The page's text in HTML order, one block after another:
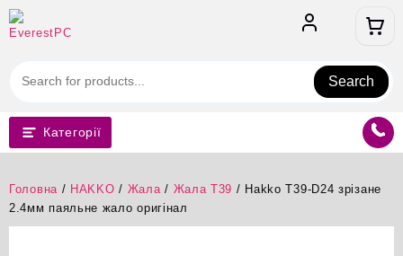
Перейти
до
Search
Категорії
Головна / HAKKO / Жала / Жала T39 / Hakko T39-D24 зрізане
2.4мм паяльне жало оригінал